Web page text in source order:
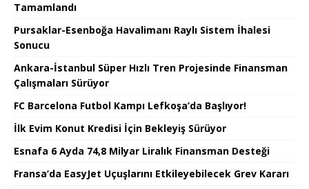
Tamamlandı
Pursaklar-Esenboğa Havalimanı Raylı Sistem İhalesi
Sonucu
Ankara-İstanbul Süper Hızlı Tren Projesinde Finansman
Çalışmaları Sürüyor
FC Barcelona Futbol Kampı Lefkoşa’da Başlıyor!
İlk Evim Konut Kredisi İçin Bekleyiş Sürüyor
Esnafa 6 Ayda 74,8 Milyar Liralık Finansman Desteği
Fransa’da EasyJet Uçuşlarını Etkileyebilecek Grev Kararı